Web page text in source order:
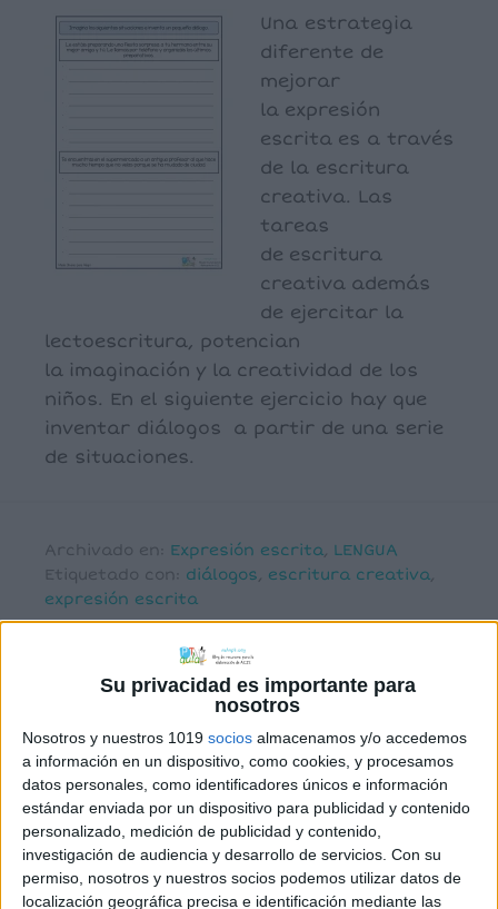
Su privacidad es importante para
nosotros
Nosotros y nuestros 1019 socios almacenamos y/o accedemos
a información en un dispositivo, como cookies, y procesamos
datos personales, como identificadores únicos e información
estándar enviada por un dispositivo para publicidad y contenido
personalizado, medición de publicidad y contenido,
investigación de audiencia y desarrollo de servicios. Con su
permiso, nosotros y nuestros socios podemos utilizar datos de
localización geográfica precisa e identificación mediante las
Una estrategia
diferente de
mejorar
la expresión
escrita es a través
de la escritura
creativa. Las
tareas
de escritura
creativa además
de ejercitar la
lectoescritura, potencian
la imaginación y la creatividad de los
niños. En el siguiente ejercicio hay que
inventar diálogos a partir de una serie
de situaciones.
Archivado en: Expresión escrita, LENGUA
Etiquetado con: diálogos, escritura creativa,
expresión escrita
Comprensión lectora
de textos cortos: Los
planetas
3 mayo, 2022byMaría 1 comentario